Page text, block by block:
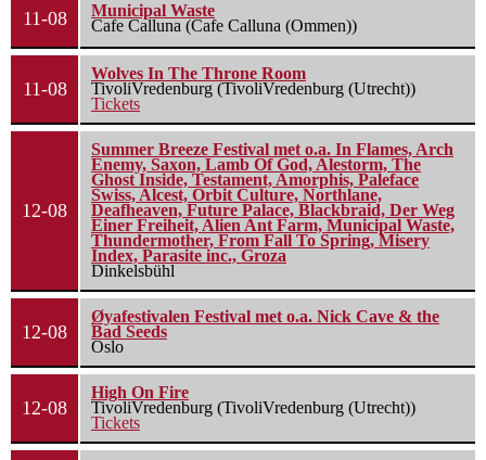
11-08
Municipal Waste
Cafe Calluna (Cafe Calluna (Ommen))
11-08
Wolves In The Throne Room
TivoliVredenburg (TivoliVredenburg (Utrecht))
Tickets
12-08
Summer Breeze Festival met o.a. In Flames, Arch
Enemy, Saxon, Lamb Of God, Alestorm, The
Ghost Inside, Testament, Amorphis, Paleface
Swiss, Alcest, Orbit Culture, Northlane,
Deafheaven, Future Palace, Blackbraid, Der Weg
Einer Freiheit, Alien Ant Farm, Municipal Waste,
Thundermother, From Fall To Spring, Misery
Index, Parasite inc., Groza
Dinkelsbühl
12-08
Øyafestivalen Festival met o.a. Nick Cave & the
Bad Seeds
Oslo
12-08
High On Fire
TivoliVredenburg (TivoliVredenburg (Utrecht))
Tickets